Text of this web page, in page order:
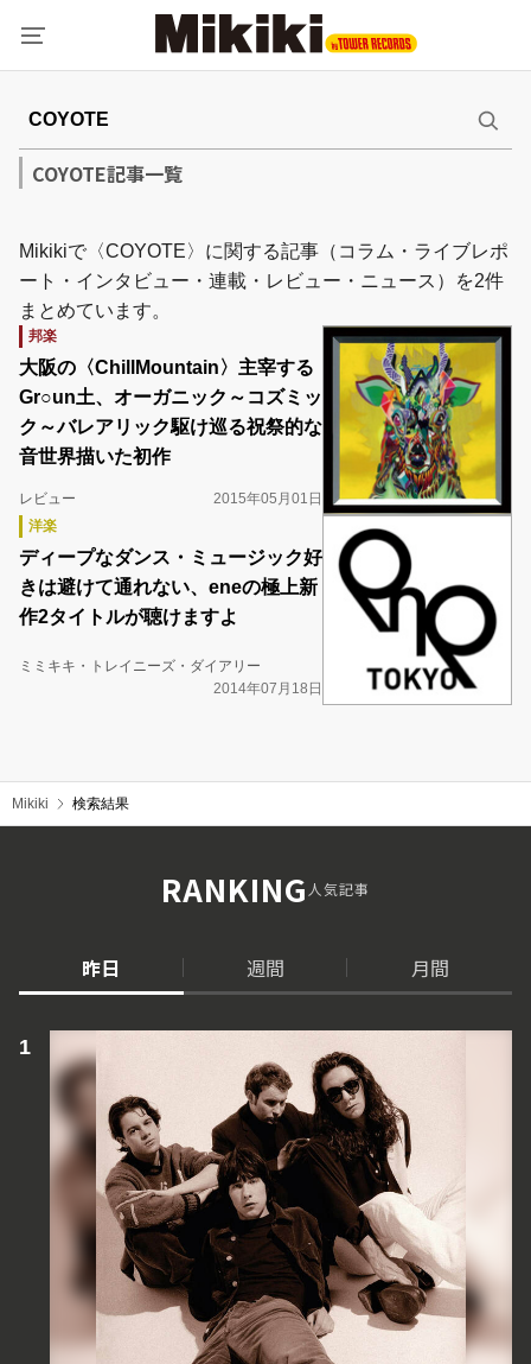
COYOTE記事一覧
Mikikiで〈COYOTE〉に関する記事（コラム・ライブレポ
ート・インタビュー・連載・レビュー・ニュース）を2件
まとめています。
邦楽
大阪の〈ChillMountain〉主宰する
Gr○un土、オーガニック～コズミッ
ク～バレアリック駆け巡る祝祭的な
音世界描いた初作
レビュー
2015年05月01日
洋楽
ディープなダンス・ミュージック好
きは避けて通れない、eneの極上新
作2タイトルが聴けますよ
ミミキキ・トレイニーズ・ダイアリー
2014年07月18日
Mikiki 検索結果
RANKING人気記事
昨日 週間 月間